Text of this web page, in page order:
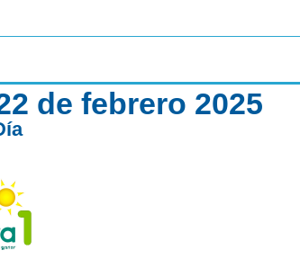
de febrero 2025